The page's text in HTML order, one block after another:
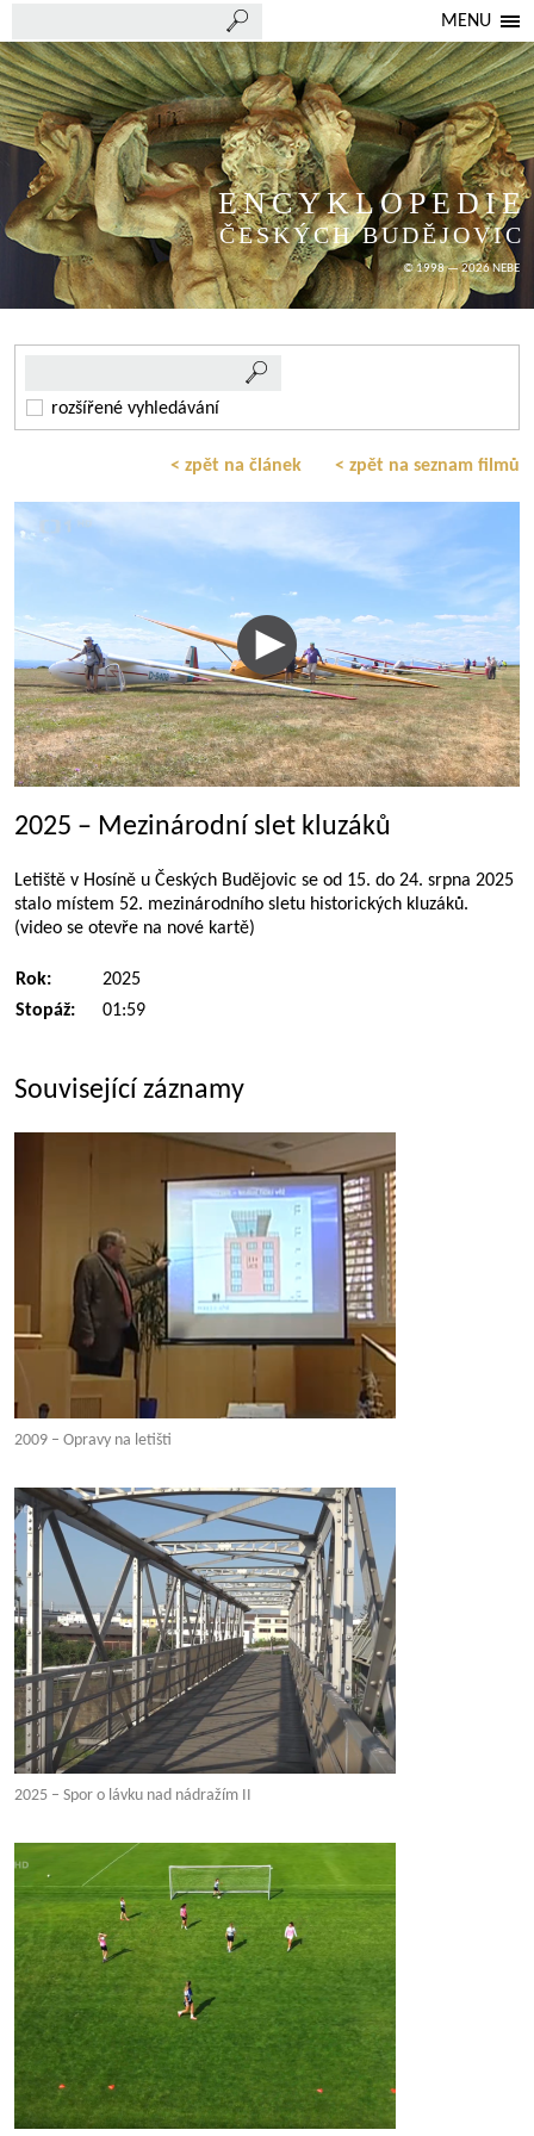
MENU
ENCYKLOPEDIE
ČESKÝCH BUDĚJOVIC
© 1998 — 2026 NEBE
rozšířené vyhledávání
< zpět na článek < zpět na seznam filmů
2025 – Mezinárodní slet kluzáků
Letiště v Hosíně u Českých Budějovic se od 15. do 24. srpna 2025
stalo místem 52. mezinárodního sletu historických kluzáků.
(video se otevře na nové kartě)
Rok:
2025
Stopáž:
01:59
Související záznamy
2009 – Opravy na letišti
2025 – Spor o lávku nad nádražím II